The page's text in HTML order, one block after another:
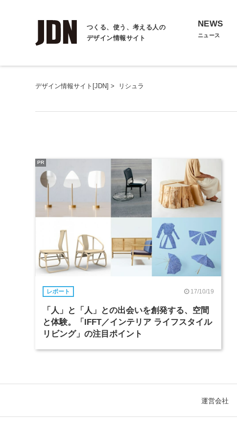
つくる、使う、考える人の
デザイン情報サイト
NEWS
ニュース
デザイン情報サイト[JDN] > リシュラ
レポート 17/10/19
「人」と「人」との出会いを創発する、空間
と体験。「IFFT／インテリア ライフスタイル
リビング」の注目ポイント
PR
運営会社